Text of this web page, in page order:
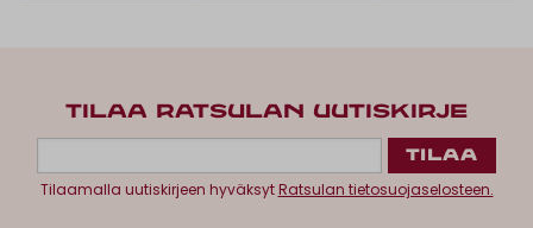
TILAA RATSULAN UUTISKIRJE
Tilaamalla uutiskirjeen hyväksytRatsulan tietosuojaselosteen.